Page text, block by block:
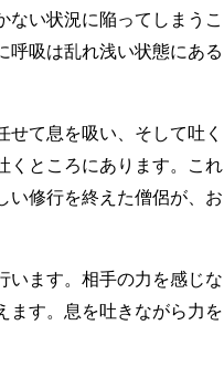
い状況に陥ってしまうこ
呼吸は乱れ浅い状態にある
て息を吸い、そして吐く
くところにあります。これ
い修行を終えた僧侶が、お
ます。相手の力を感じな
ます。息を吐きながら力を